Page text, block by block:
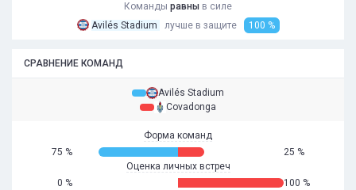
Команды равны в силе
Avilés Stadium
лучше в защите 100 %
СРАВНЕНИЕ КОМАНД
Avilés Stadium
Covadonga
Форма команд
75 %
25 %
Оценка личных встреч
0 %
100 %